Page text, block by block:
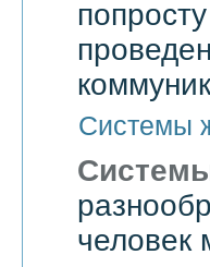
Системы
человек